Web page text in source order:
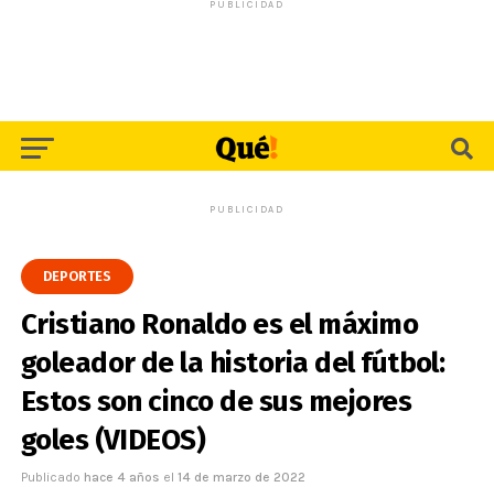
PUBLICIDAD
PUBLICIDAD
DEPORTES
Cristiano Ronaldo es el máximo
goleador de la historia del fútbol:
Estos son cinco de sus mejores
goles (VIDEOS)
Publicado hace 4 años el 14 de marzo de 2022